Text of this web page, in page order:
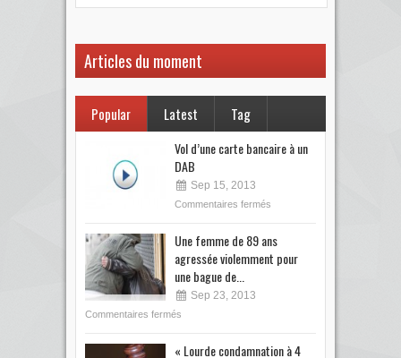
Articles du moment
Popular Latest Tag
Vol d’une carte bancaire à un
DAB
Sep 15, 2013
Commentaires fermés
Une femme de 89 ans
agressée violemment pour
une bague de...
Sep 23, 2013
Commentaires fermés
« Lourde condamnation à 4